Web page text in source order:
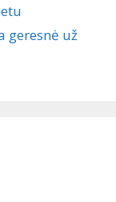
geresnė už